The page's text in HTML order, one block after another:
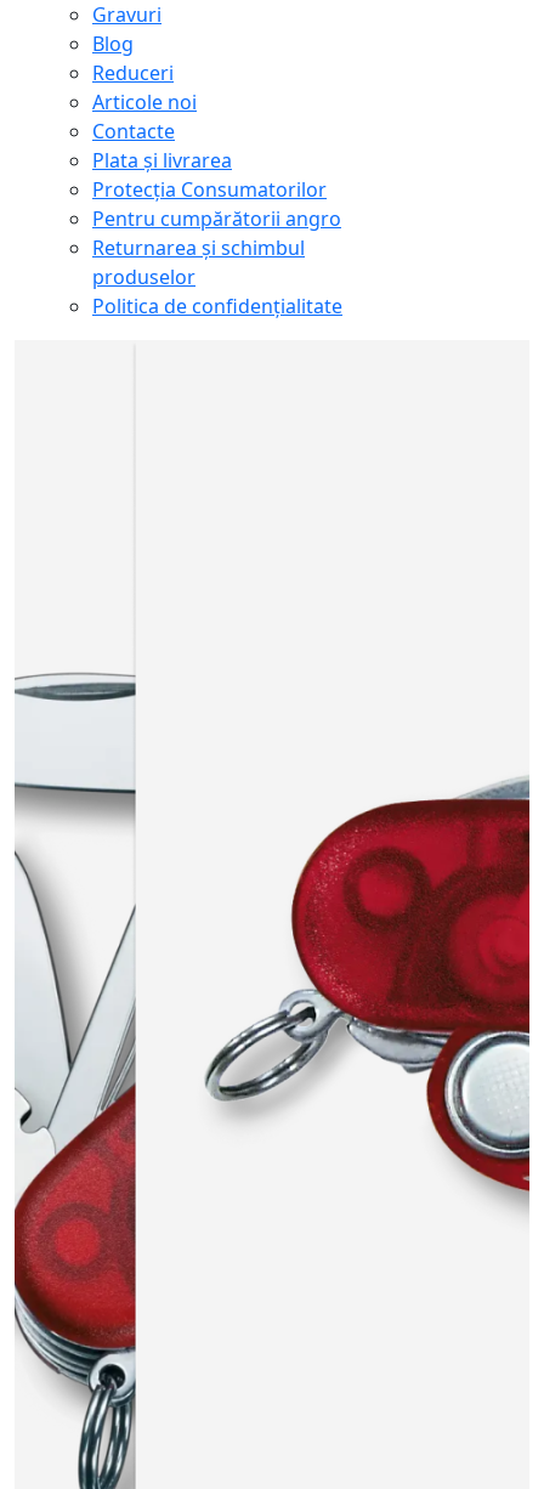
Gravuri
Blog
Reduceri
Articole noi
Contacte
Plata și livrarea
Protecţia Consumatorilor
Pentru cumpărătorii angro
Returnarea și schimbul
produselor
Politica de confidențialitate